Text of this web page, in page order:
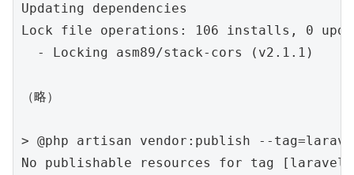
Updating dependencies
Lock file operations: 106 installs, 0
  - Locking asm89/stack-cors (v2.1.1)
（略）
> @php artisan vendor:publish --
No publishable resources for tag